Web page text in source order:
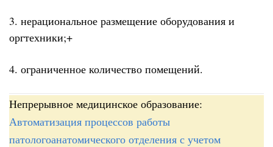
3. нерациональное размещение оборудования и
оргтехники;+
4. ограниченное количество помещений.
Непрерывное медицинское образование:
Автоматизация процессов работы
патологоанатомического отделения с учетом